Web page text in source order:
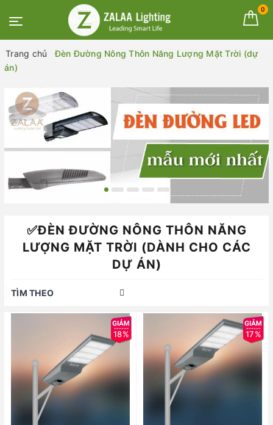
0
Trang chủ
Đèn Đường Nông Thôn Năng Lượng Mặt Trời (dự
án)
✅ĐÈN ĐƯỜNG NÔNG THÔN NĂNG
LƯỢNG MẶT TRỜI (DÀNH CHO CÁC
DỰ ÁN)
TÌM THEO
18% 17%